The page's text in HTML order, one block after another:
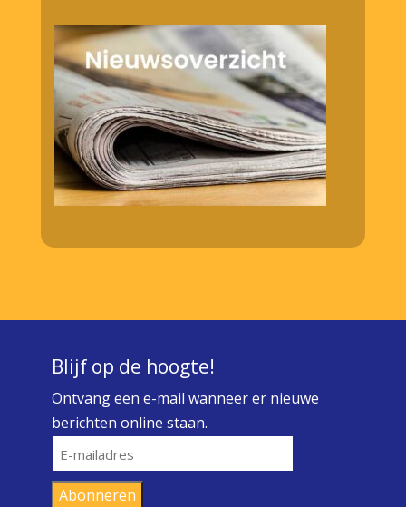
Blijf op de hoogte!
Ontvang een e-mail wanneer er nieuwe
berichten online staan.
E-
mailadres
Abonneren